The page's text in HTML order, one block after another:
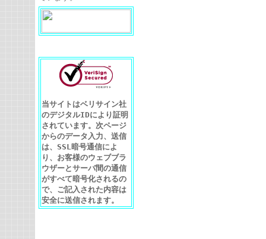
当サイトはベリサイン社
のデジタルIDにより証明
されています。次ページ
からのデータ入力、送信
は、SSL暗号通信によ
り、お客様のウェブブラ
ウザーとサーバ間の通信
がすべて暗号化されるの
で、ご記入された内容は
安全に送信されます。